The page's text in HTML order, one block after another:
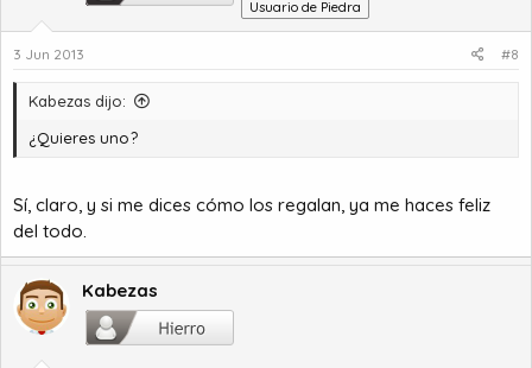
Usuario de Piedra
3 Jun 2013 #8
Kabezas dijo:
¿Quieres uno?
Sí, claro, y si me dices cómo los regalan, ya me haces feliz
del todo.
Kabezas